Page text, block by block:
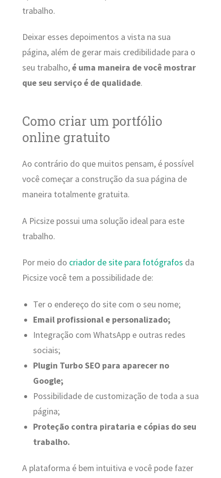
trabalho.
Deixar esses depoimentos a vista na sua
página, além de gerar mais credibilidade para o
seu trabalho,é uma maneira de você mostrar
que seu serviço é de qualidade.
Como criar um portfólio
online gratuito
Ao contrário do que muitos pensam, é possível
você começar a construção da sua página de
maneira totalmente gratuita.
A Picsize possui uma solução ideal para este
trabalho.
Por meio do criador de site para fotógrafos da
Picsize você tem a possibilidade de:
Ter o endereço do site com o seu nome;
Email profissional e personalizado;
Integração com WhatsApp e outras redes
sociais;
Plugin Turbo SEO para aparecer no
Google;
Possibilidade de customização de toda a sua
página;
Proteção contra pirataria e cópias do seu
trabalho.
A plataforma é bem intuitiva e você pode fazer